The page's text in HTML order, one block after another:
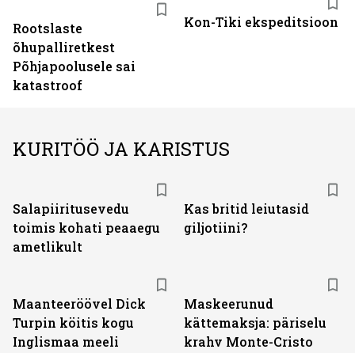
Rootslaste
õhupalliretkest
Põhjapoolusele sai
katastroof
Kon-Tiki ekspeditsioon
KURITÖÖ JA KARISTUS
Salapiiritusevedu
toimis kohati peaaegu
ametlikult
Kas britid leiutasid
giljotiini?
Maanteeröövel Dick
Turpin köitis kogu
Inglismaa meeli
Maskeerunud
kättemaksja: päriselu
krahv Monte-Cristo